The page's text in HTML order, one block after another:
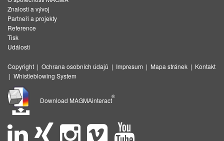
Znalosti a vývoj
Partneři a projekty
Reference
Tisk
Události
Copyright | Ochrana osobních údajů | Impresum | Mapa stránek | Kontakt
| Whistleblowing System
Download MAGMAinteract
®